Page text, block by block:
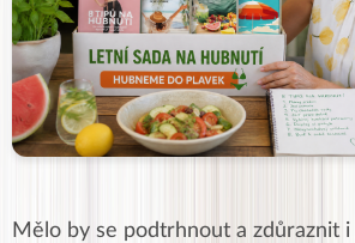
Mělo by se podtrhnout a zdůraznit i